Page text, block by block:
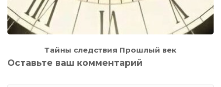
Тайны следствия Прошлый век
Оставьте ваш комментарий